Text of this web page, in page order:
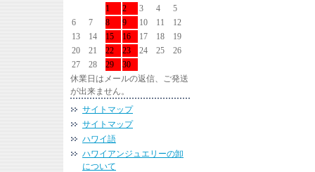
1
2 3 4
5
6
7 8 9 10 11
12
13
14 15 16 17 18
19
20
21 22 23 24 25
26
27
28 29
30
休業日はメールの返信、ご発送
が出来ません。
サイトマップ
サイトマップ
ハワイ語
ハワイアンジュエリーの卸
について